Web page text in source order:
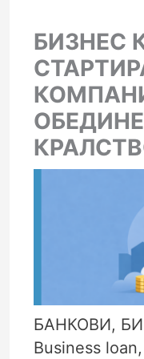
БИЗНЕС
БАНКОВИ,
Business loan,